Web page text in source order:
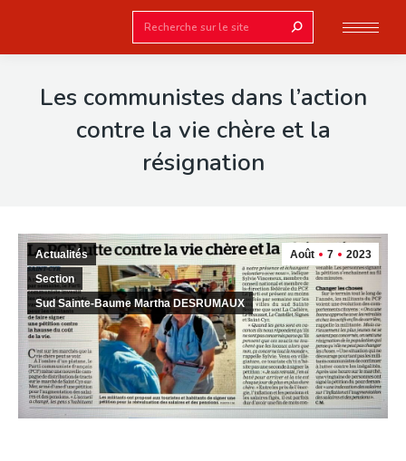
Search:
Les communistes dans l’action
contre la vie chère et la
résignation
Août 7 2023
Actualités
Section
Sud Sainte-Baume Martha DESRUMAUX